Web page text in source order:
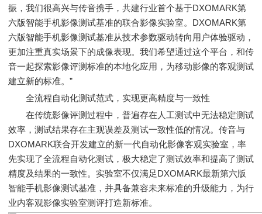
振，我们很高兴与传音携手，共建行业首个基于DXOMARK第
六版智能手机影像测试基准的联合影像实验室。DXOMARK第
六版智能手机影像测试基准从技术参数驱动转向用户体验驱动，
更加注重真实场景下的成像表现。我们希望通过这个平台，和传
音一起探索影像评测标准的本地化应用，为移动影像的客观测试
建立新的标准。”
全流程自动化测试范式，实现更高精度与一致性
在传统影像评测过程中，普遍存在人工测试中无法稳定测试
效率，测试结果存在主观误差及测试一致性低的情况。传音与
DXOMARK联合开发建立的新一代自动化影像客观实验室，率
先实现了全流程自动化测试，极大稳定了测试效率和提高了测试
精度及结果的一致性。实验室不仅满足DXOMARK最新第六版
智能手机影像测试基准，并具备兼容未来标准的升级能力，为行
业内客观影像实验室测评打造新标准。